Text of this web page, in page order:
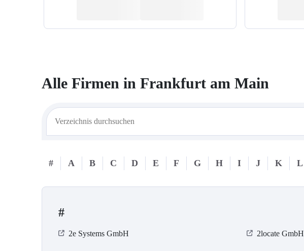
Alle Firmen in Frankfurt am Main
# A B C D E F G H I J K L
#
2e Systems GmbH 2locate GmbH